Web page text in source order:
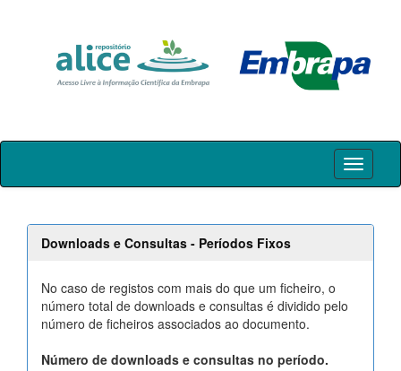
Skip
Downloads e Consultas - Períodos Fixos
No caso de registos com mais do que um ficheiro, o
número total de downloads e consultas é dividido pelo
número de ficheiros associados ao documento.
Número de downloads e consultas no período.